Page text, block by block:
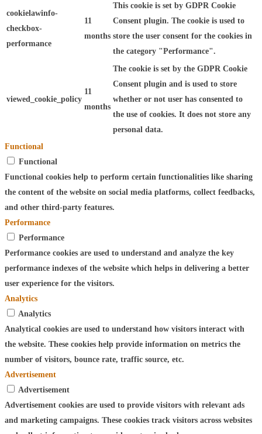
cookielawinfo-
checkbox-
performance
11
months
This cookie is set by GDPR Cookie
Consent plugin. The cookie is used to
store the user consent for the cookies in
the category "Performance".
viewed_cookie_policy
11
months
The cookie is set by the GDPR Cookie
Consent plugin and is used to store
whether or not user has consented to
the use of cookies. It does not store any
personal data.
Functional
Functional
Functional cookies help to perform certain functionalities like sharing
the content of the website on social media platforms, collect feedbacks,
and other third-party features.
Performance
Performance
Performance cookies are used to understand and analyze the key
performance indexes of the website which helps in delivering a better
user experience for the visitors.
Analytics
Analytics
Analytical cookies are used to understand how visitors interact with
the website. These cookies help provide information on metrics the
number of visitors, bounce rate, traffic source, etc.
Advertisement
Advertisement
Advertisement cookies are used to provide visitors with relevant ads
and marketing campaigns. These cookies track visitors across websites